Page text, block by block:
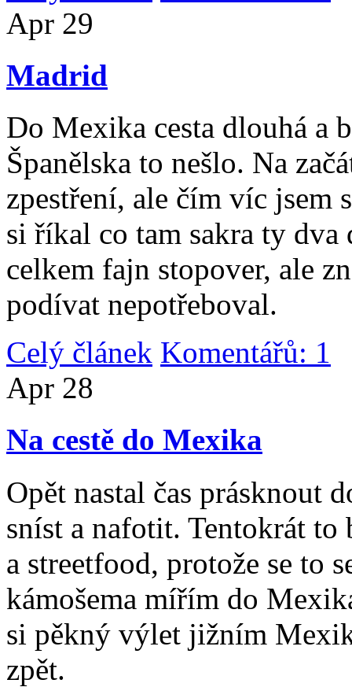
Apr 29
Madrid
Do Mexika cesta dlouhá a
Španělska to nešlo. Na
zpestření, ale čím víc jsem
si říkal co tam sakra ty
celkem fajn stopover, ale
podívat nepotřeboval.
Celý článek Komentářů: 1
Apr 28
Na cestě do Mexika
Opět nastal čas prásknout
sníst a nafotit. Tentokrát
a streetfood, protože se to
kámošema mířím do
si pěkný výlet jižním
zpět.